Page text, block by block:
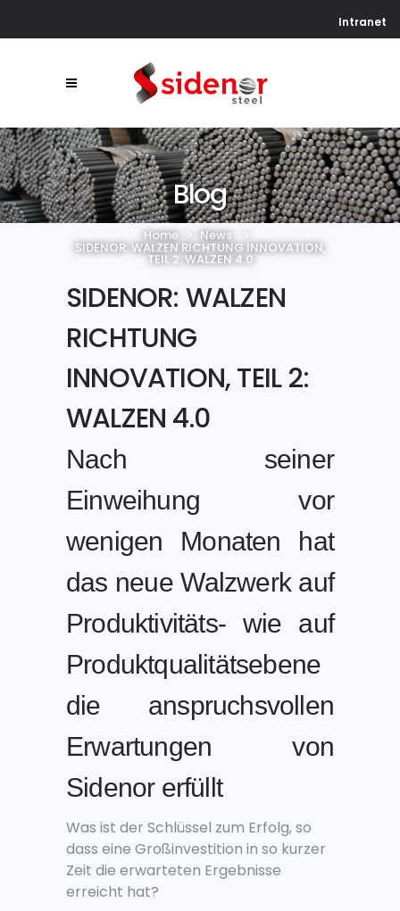
Intranet
Blog
Home > News >
SIDENOR: WALZEN RICHTUNG INNOVATION,
TEIL 2: WALZEN 4.0
SIDENOR: WALZEN
RICHTUNG
INNOVATION, TEIL 2:
WALZEN 4.0
Nach seiner
Einweihung vor
wenigen Monaten hat
das neue Walzwerk auf
Produktivitäts- wie auf
Produktqualitätsebene
die anspruchsvollen
Erwartungen von
Sidenor erfüllt
Was ist der Schlüssel zum Erfolg, so
dass eine Großinvestition in so kurzer
Zeit die erwarteten Ergebnisse
erreicht hat?